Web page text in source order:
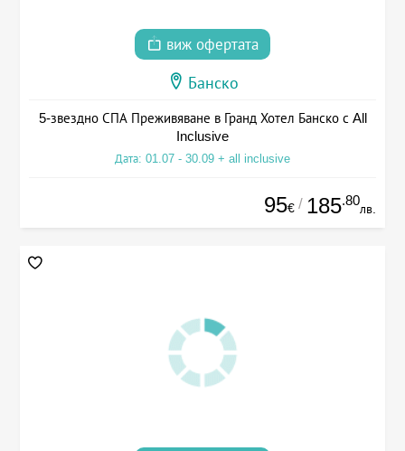
виж офертата
Банско
5-звездно СПА Преживяване в Гранд Хотел Банско с All
Inclusive
Дата: 01.07 - 30.09 + all inclusive
95€ / 185.80
лв.